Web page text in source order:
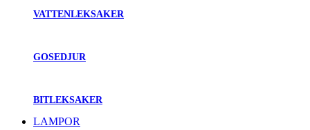
VATTENLEKSAKER
GOSEDJUR
BITLEKSAKER
LAMPOR